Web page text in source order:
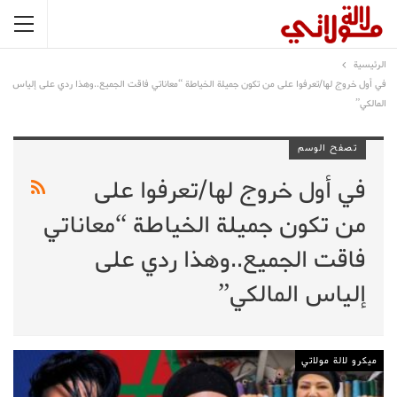
الرئيسية
في أول خروج لها/تعرفوا على من تكون جميلة الخياطة “معاناتي فاقت الجميع..وهذا ردي على إلياس
المالكي”
تصفح الوسم
في أول خروج لها/تعرفوا على
من تكون جميلة الخياطة “معاناتي
فاقت الجميع..وهذا ردي على
إلياس المالكي”
ميكرو لالة مولاتي